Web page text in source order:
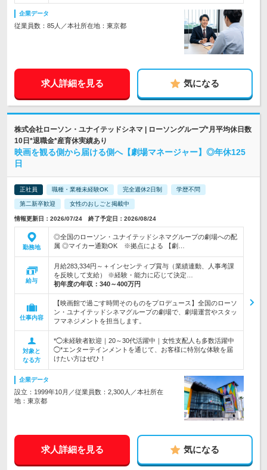
企業データ
従業員数：85人／本社所在地：東京都
求人詳細を見る 気になる
株式会社ローソン・ユナイテッドシネマ | ローソングループ*月平均休日数
10日*退職金*産育休実績あり
映画を観る側から届ける側へ【劇場マネージャー】◎年休125
日
正社員 職種・業種未経験OK 完全週休2日制 学歴不問
第二新卒歓迎 女性のおしごと掲載中
情報更新日：2026/07/24 終了予定日：2026/08/24
勤務地
◎全国のローソン・ユナイテッドシネマグループの劇場への配
属 ◎マイカー通勤OK ※拠点による 【劇…
給与
月給283,334円～＋インセンティブ賞与（業績連動、人事考課
を反映して支給） ※経験・能力に応じて決定…
初年度の年収： 340～400万円
仕事内容
【映画館で過ごす時間そのものをプロデュース】全国のローソ
ン・ユナイテッドシネマグループの劇場で、劇場運営やスタッ
フマネジメントを担当します。
対象と
なる方
*◯未経験者歓迎｜20～30代活躍中｜女性支配人も多数活躍中
◯*エンターテインメントを通じて、お客様に特別な体験を届
けたい方はぜひ！
企業データ
設立：1999年10月／従業員数：2,300人／本社所在
地：東京都
求人詳細を見る 気になる